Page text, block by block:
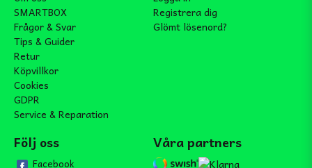
SMARTBOX
Frågor & Svar
Tips & Guider
Retur
Köpvillkor
Cookies
GDPR
Service & Reparation
Registrera dig
Glömt lösenord?
Följ oss
Facebook
Våra partners